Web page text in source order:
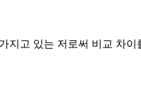
지고 있는 저로써 비교 차이